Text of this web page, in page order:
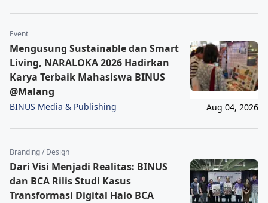
Event
Mengusung Sustainable dan Smart
Living, NARALOKA 2026 Hadirkan
Karya Terbaik Mahasiswa BINUS
@Malang
BINUS Media & Publishing Aug 04, 2026
Branding / Design
Dari Visi Menjadi Realitas: BINUS
dan BCA Rilis Studi Kasus
Transformasi Digital Halo BCA